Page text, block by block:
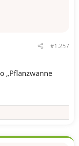
#1.257
„Pflanzwanne